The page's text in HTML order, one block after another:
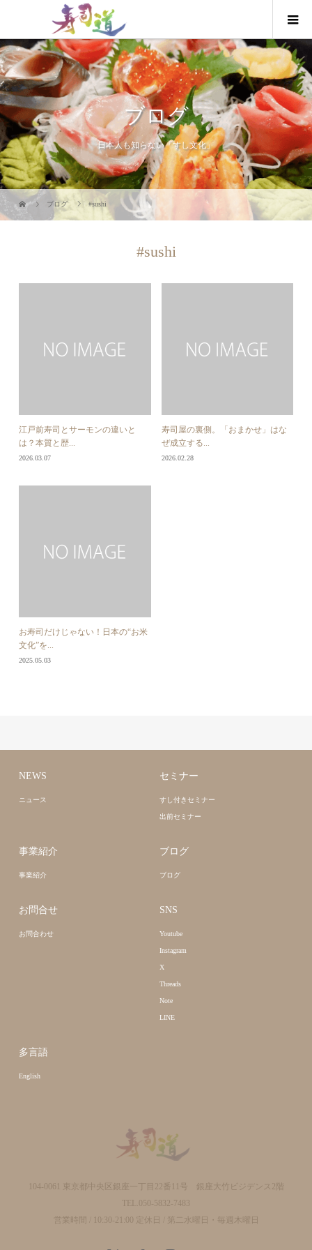
ブログ
日本人も知らない「すし文化」
ブログ #sushi
#sushi
江戸前寿司とサーモンの違いと
は？本質と歴...
2026.03.07
寿司屋の裏側。「おまかせ」はな
ぜ成立する...
2026.02.28
お寿司だけじゃない！日本の“お米
文化”を...
2025.05.03
NEWS
ニュース
セミナー
すし付きセミナー
出前セミナー
事業紹介
事業紹介
ブログ
ブログ
お問合せ
お問合わせ
SNS
Youtube
Instagram
X
Threads
Note
LINE
多言語
English
104-0061 東京都中央区銀座一丁目22番11号 銀座大竹ビジデンス2階
TEL.050-5832-7483
営業時間 / 10:30-21:00 定休日 / 第二水曜日・毎週木曜日